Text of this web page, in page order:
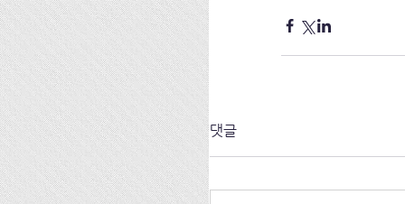
댓글